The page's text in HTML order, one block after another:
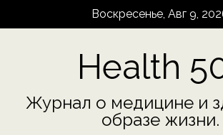
Воскресенье, Авг 9,
Health
Журнал о медицине и
образе жизни.